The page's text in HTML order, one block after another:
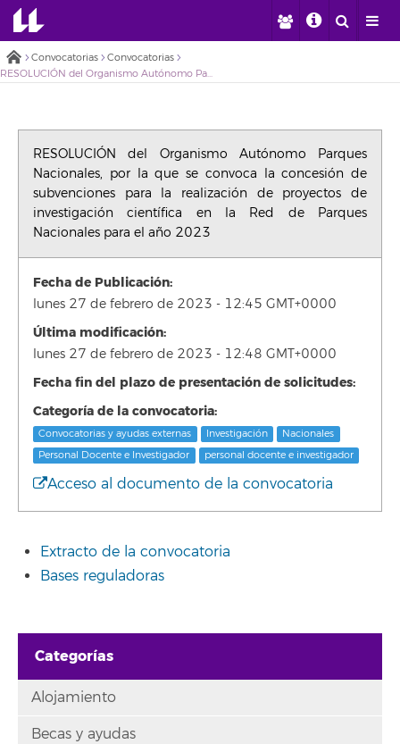
Convocatorias
Convocatorias
RESOLUCIÓN del Organismo Autónomo Parques Nacionales, por la que se convoca la concesión de subvenciones para la realización de proyectos de investigación científica en la Red de Parques Nacionales para el año 2023
RESOLUCIÓN del Organismo Autónomo Parques
Nacionales, por la que se convoca la concesión de
subvenciones para la realización de proyectos de
investigación científica en la Red de Parques
Nacionales para el año 2023
Fecha de Publicación:
lunes 27 de febrero de 2023 - 12:45 GMT+0000
Última modificación:
lunes 27 de febrero de 2023 - 12:48 GMT+0000
Fecha fin del plazo de presentación de solicitudes:
Categoría de la convocatoria:
Convocatorias y ayudas externas Investigación
Nacionales
Personal Docente e Investigador
personal docente e investigador
Acceso al documento de la convocatoria
Extracto de la convocatoria
Bases reguladoras
Categorías
Alojamiento
Becas y ayudas